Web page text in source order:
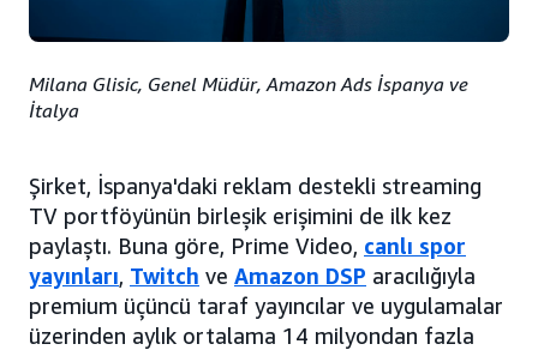
Milana Glisic, Genel Müdür, Amazon Ads İspanya ve
İtalya
Şirket, İspanya'daki reklam destekli streaming
TV portföyünün birleşik erişimini de ilk kez
paylaştı. Buna göre, Prime Video, canlı spor
yayınları, Twitch ve Amazon DSP aracılığıyla
premium üçüncü taraf yayıncılar ve uygulamalar
üzerinden aylık ortalama 14 milyondan fazla